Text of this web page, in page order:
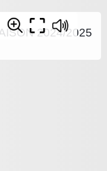
2024/2025